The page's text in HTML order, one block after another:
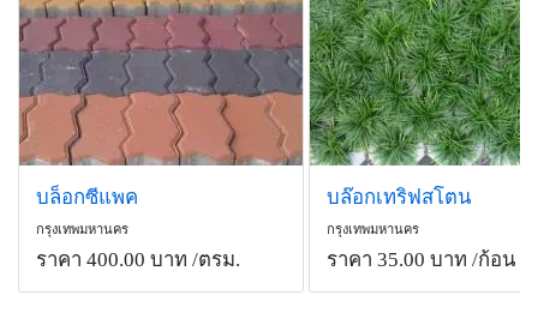
บล็อกซีแพค
กรุงเทพมหานคร
ราคา 400.00 บาท /ตรม.
บล๊อกเทริฟสโตน
กรุงเทพมหานคร
ราคา 35.00 บาท /ก้อน